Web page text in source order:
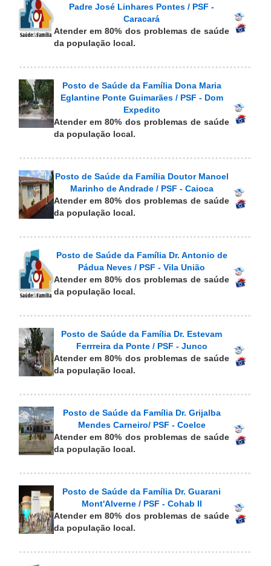
Padre José Linhares Pontes / PSF -
Caracará
Atender em 80% dos problemas de saúde
da população local.
Posto de Saúde da Família Dona Maria
Eglantine Ponte Guimarães / PSF - Dom
Expedito
Atender em 80% dos problemas de saúde
da população local.
Posto de Saúde da Família Doutor Manoel
Marinho de Andrade / PSF - Caioca
Atender em 80% dos problemas de saúde
da população local.
Posto de Saúde da Família Dr. Antonio de
Pádua Neves / PSF - Vila União
Atender em 80% dos problemas de saúde
da população local.
Posto de Saúde da Família Dr. Estevam
Ferrreira da Ponte / PSF - Junco
Atender em 80% dos problemas de saúde
da população local.
Posto de Saúde da Família Dr. Grijalba
Mendes Carneiro/ PSF - Coelce
Atender em 80% dos problemas de saúde
da população local.
Posto de Saúde da Família Dr. Guarani
Mont'Alverne / PSF - Cohab II
Atender em 80% dos problemas de saúde
da população local.